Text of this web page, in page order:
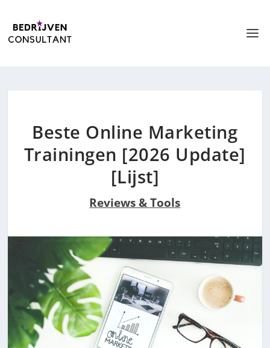
Beste Online Marketing
Trainingen [2026 Update]
[Lijst]
Reviews & Tools